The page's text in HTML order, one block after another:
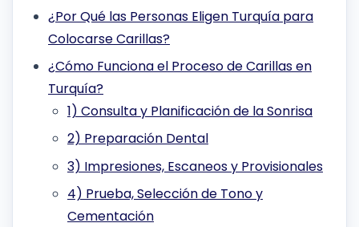
¿Por Qué las Personas Eligen Turquía para
Colocarse Carillas?
¿Cómo Funciona el Proceso de Carillas en
Turquía?
1) Consulta y Planificación de la Sonrisa
2) Preparación Dental
3) Impresiones, Escaneos y Provisionales
4) Prueba, Selección de Tono y
Cementación